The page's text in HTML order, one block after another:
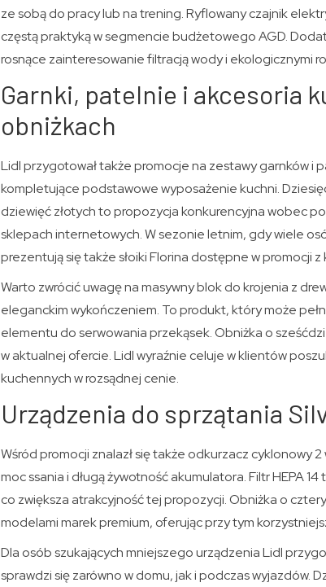
ze sobą do pracy lub na trening. Ryflowany czajnik
częstą praktyką w segmencie budżetowego AGD.
rosnące zainteresowanie filtracją wody i ekologicznymi
Garnki, patelnie i akcesoria
obniżkach
Lidl przygotował także promocje na zestawy garnków
kompletujące podstawowe wyposażenie kuchni.
dziewięć złotych to propozycja konkurencyjna wobec
sklepach internetowych. W sezonie letnim, gdy wiele
prezentują się także słoiki Florina dostępne w promocji
Warto zwrócić uwagę na masywny blok do krojenia z
eleganckim wykończeniem. To produkt, który może
elementu do serwowania przekąsek. Obniżka o
w aktualnej ofercie. Lidl wyraźnie celuje w klientów
kuchennych w rozsądnej cenie.
Urządzenia do sprzątania
Wśród promocji znalazł się także odkurzacz cyklonowy
moc ssania i długą żywotność akumulatora. Filtr HEPA
co zwiększa atrakcyjność tej propozycji. Obniżka o
modelami marek premium, oferując przy tym
Dla osób szukających mniejszego urządzenia Lidl
sprawdzi się zarówno w domu, jak i podczas wyjazdów.